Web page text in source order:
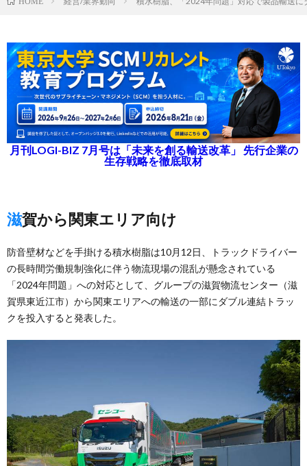
月刊LOGI-BIZ 7月号は「未来を創る輸送改革」 先行企業の
生存戦略を徹底取材
滋賀から関東エリア向け
防音壁材などを手掛ける積水樹脂は10月12日、トラックドライバー
の長時間労働規制強化に伴う物流現場の混乱が懸念されている
「2024年問題」への対応として、グループの滋賀物流センター（滋
賀県東近江市）から関東エリアへの輸送の一部にダブル連結トラッ
クを投入すると発表した。